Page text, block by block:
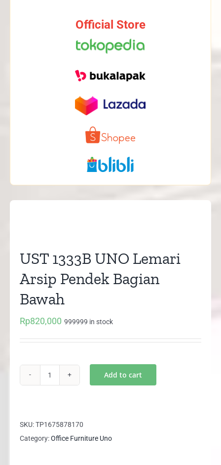
Official Store
UST 1333B UNO Lemari
Arsip Pendek Bagian
Bawah
Rp820,000 999999 in stock
Lemari
Arsip
Add to cart
SKU:TP1675878170
Category:Office Furniture Uno